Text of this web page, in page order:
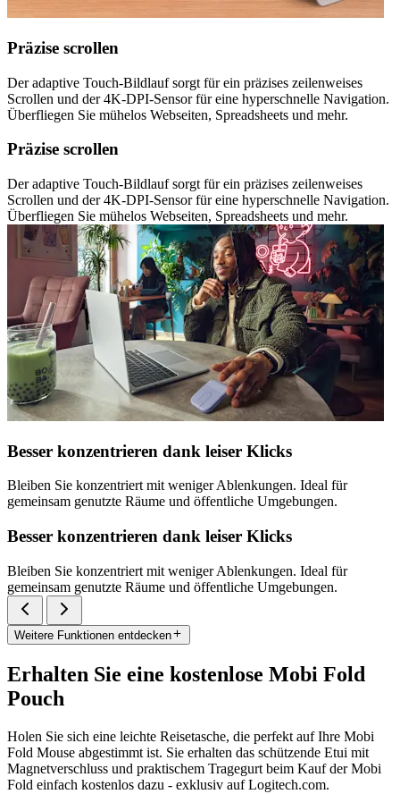
Präzise scrollen
Der adaptive Touch-Bildlauf sorgt für ein präzises zeilenweises
Scrollen und der 4K-DPI-Sensor für eine hyperschnelle Navigation.
Überfliegen Sie mühelos Webseiten, Spreadsheets und mehr.
Präzise scrollen
Der adaptive Touch-Bildlauf sorgt für ein präzises zeilenweises
Scrollen und der 4K-DPI-Sensor für eine hyperschnelle Navigation.
Überfliegen Sie mühelos Webseiten, Spreadsheets und mehr.
Besser konzentrieren dank leiser Klicks
Bleiben Sie konzentriert mit weniger Ablenkungen. Ideal für
gemeinsam genutzte Räume und öffentliche Umgebungen.
Besser konzentrieren dank leiser Klicks
Bleiben Sie konzentriert mit weniger Ablenkungen. Ideal für
gemeinsam genutzte Räume und öffentliche Umgebungen.
Weitere Funktionen entdecken
Erhalten Sie eine kostenlose Mobi Fold
Pouch
Holen Sie sich eine leichte Reisetasche, die perfekt auf Ihre Mobi
Fold Mouse abgestimmt ist. Sie erhalten das schützende Etui mit
Magnetverschluss und praktischem Tragegurt beim Kauf der Mobi
Fold einfach kostenlos dazu - exklusiv auf Logitech.com.